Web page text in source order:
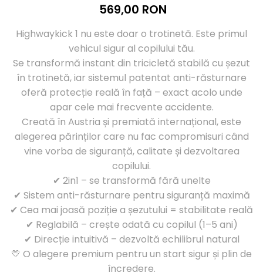
569,00 RON
Highwaykick 1 nu este doar o trotinetă. Este primul
vehicul sigur al copilului tău.
Se transformă instant din tricicletă stabilă cu șezut
în trotinetă, iar sistemul patentat anti-răsturnare
oferă protecție reală în față – exact acolo unde
apar cele mai frecvente accidente.
Creată în Austria și premiată internațional, este
alegerea părinților care nu fac compromisuri când
vine vorba de siguranță, calitate și dezvoltarea
copilului.
✔ 2in1 – se transformă fără unelte
✔ Sistem anti-răsturnare pentru siguranță maximă
✔ Cea mai joasă poziție a șezutului = stabilitate reală
✔ Reglabilă – crește odată cu copilul (1–5 ani)
✔ Direcție intuitivă – dezvoltă echilibrul natural
💛 O alegere premium pentru un start sigur și plin de
încredere.